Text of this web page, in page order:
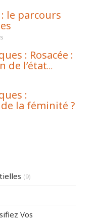
le parcours
: Rosacée :
de l’état
:
la féminité ?
(9)
Vos